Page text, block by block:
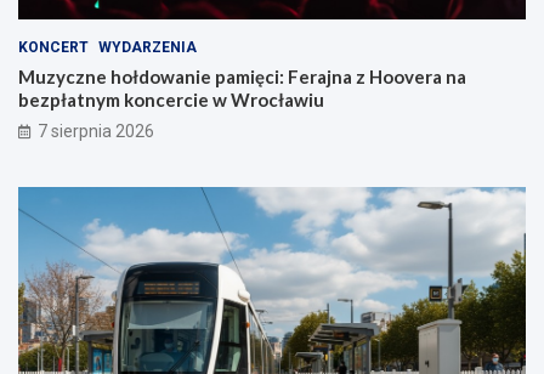
KONCERT WYDARZENIA
Muzyczne hołdowanie pamięci: Ferajna z Hoovera na
bezpłatnym koncercie w Wrocławiu
7 sierpnia 2026